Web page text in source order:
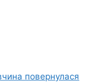
повернулася